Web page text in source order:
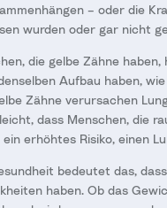
– oder die
wurden oder gar nicht
die gelbe Zähne
Aufbau haben,
Zähne verursachen
dass Menschen, die
erhöhtes Risiko, einen
bedeutet das,
haben. Ob das